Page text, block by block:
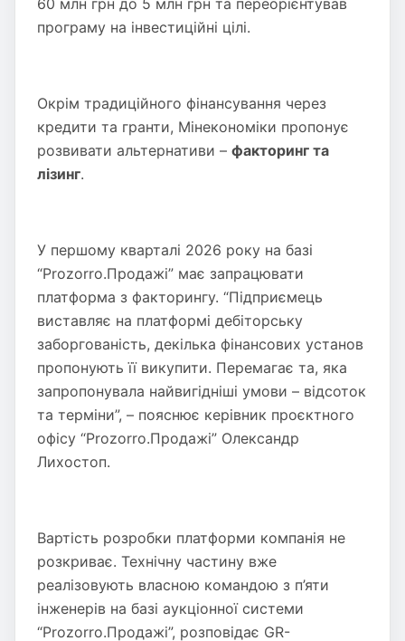
60 млн грн до 5 млн грн та переорієнтував
програму на інвестиційні цілі.
Окрім традиційного фінансування через
кредити та гранти, Мінекономіки пропонує
розвивати альтернативи – факторинг та
лізинг.
У першому кварталі 2026 року на базі
“Prozorro.Продажі” має запрацювати
платформа з факторингу. “Підприємець
виставляє на платформі дебіторську
заборгованість, декілька фінансових установ
пропонують її викупити. Перемагає та, яка
запропонувала найвигідніші умови – відсоток
та терміни”, – пояснює керівник проєктного
офісу “Prozorro.Продажі” Олександр
Лихостоп.
Вартість розробки платформи компанія не
розкриває. Технічну частину вже
реалізовують власною командою з п’яти
інженерів на базі аукціонної системи
“Prozorro.Продажі”, розповідає GR-